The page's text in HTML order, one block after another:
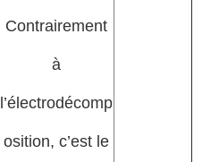
Contrairement
à
l’électrodécomp
osition, c’est le